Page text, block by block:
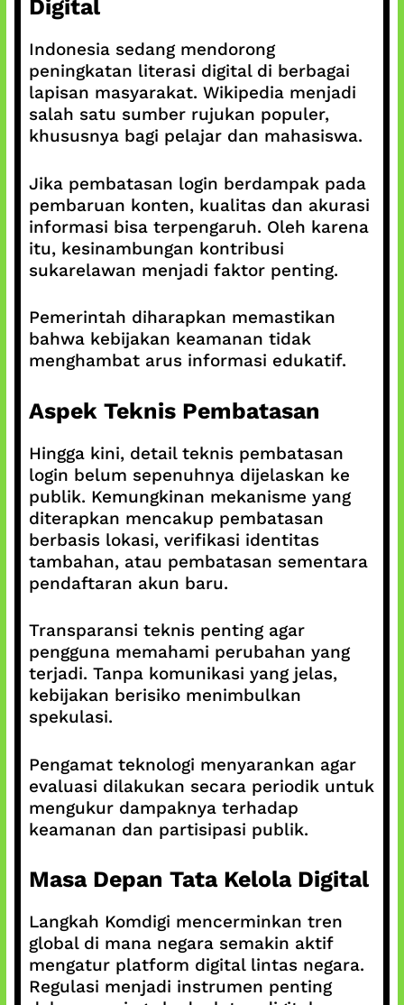
Digital
Indonesia sedang mendorong
peningkatan literasi digital di berbagai
lapisan masyarakat. Wikipedia menjadi
salah satu sumber rujukan populer,
khususnya bagi pelajar dan mahasiswa.
Jika pembatasan login berdampak pada
pembaruan konten, kualitas dan akurasi
informasi bisa terpengaruh. Oleh karena
itu, kesinambungan kontribusi
sukarelawan menjadi faktor penting.
Pemerintah diharapkan memastikan
bahwa kebijakan keamanan tidak
menghambat arus informasi edukatif.
Aspek Teknis Pembatasan
Hingga kini, detail teknis pembatasan
login belum sepenuhnya dijelaskan ke
publik. Kemungkinan mekanisme yang
diterapkan mencakup pembatasan
berbasis lokasi, verifikasi identitas
tambahan, atau pembatasan sementara
pendaftaran akun baru.
Transparansi teknis penting agar
pengguna memahami perubahan yang
terjadi. Tanpa komunikasi yang jelas,
kebijakan berisiko menimbulkan
spekulasi.
Pengamat teknologi menyarankan agar
evaluasi dilakukan secara periodik untuk
mengukur dampaknya terhadap
keamanan dan partisipasi publik.
Masa Depan Tata Kelola Digital
Langkah Komdigi mencerminkan tren
global di mana negara semakin aktif
mengatur platform digital lintas negara.
Regulasi menjadi instrumen penting